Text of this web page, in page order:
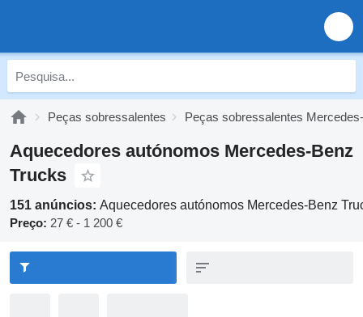
Peças sobressalentes Peças sobressalentes
Aquecedores autónomos Mercedes-Benz
Trucks
151 anúncios: Aquecedores autónomos Mercedes-Benz
Preço: 27 € - 1 200 €